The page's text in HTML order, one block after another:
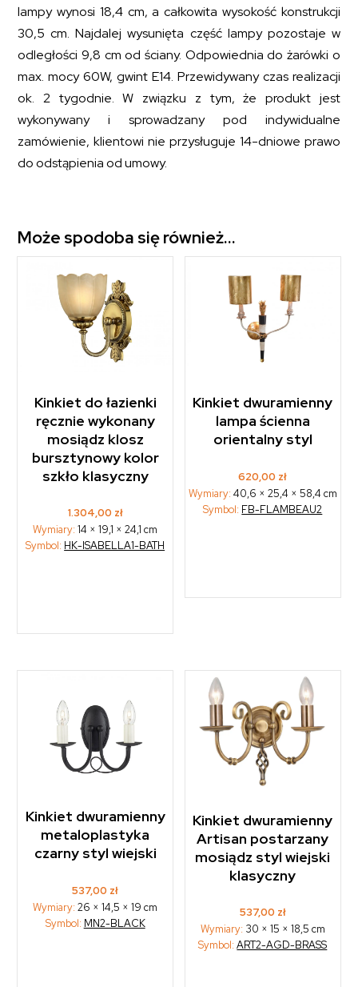
lampy wynosi 18,4 cm, a całkowita wysokość konstrukcji
30,5 cm. Najdalej wysunięta część lampy pozostaje w
odległości 9,8 cm od ściany. Odpowiednia do żarówki o
max. mocy 60W, gwint E14. Przewidywany czas realizacji
ok. 2 tygodnie. W związku z tym, że produkt jest
wykonywany i sprowadzany pod indywidualne
zamówienie, klientowi nie przysługuje 14-dniowe prawo
do odstąpienia od umowy.
Może spodoba się również…
Kinkiet do łazienki
ręcznie wykonany
mosiądz klosz
bursztynowy kolor
szkło klasyczny
1.304,00 zł
Wymiary:14 × 19,1 × 24,1 cm
Symbol: HK-ISABELLA1-BATH
Kinkiet dwuramienny
lampa ścienna
orientalny styl
620,00 zł
Wymiary: 40,6 × 25,4 × 58,4 cm
Symbol: FB-FLAMBEAU2
Kinkiet dwuramienny
metaloplastyka
czarny styl wiejski
537,00 zł
Wymiary:26 × 14,5 × 19 cm
Symbol: MN2-BLACK
Kinkiet dwuramienny
Artisan postarzany
mosiądz styl wiejski
klasyczny
537,00 zł
Wymiary: 30 × 15 × 18,5 cm
Symbol:ART2-AGD-BRASS